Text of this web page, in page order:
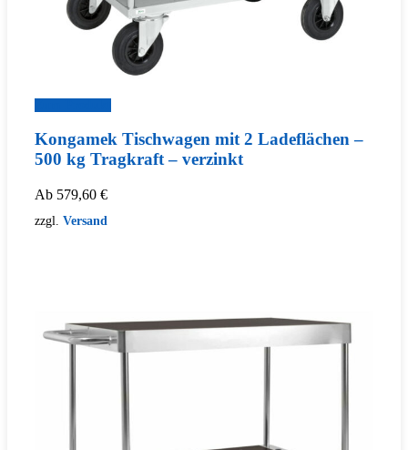
Kongamek Tischwagen mit 2 Ladeflächen –
500 kg Tragkraft – verzinkt
Ab 579,60 €
zzgl. Versand